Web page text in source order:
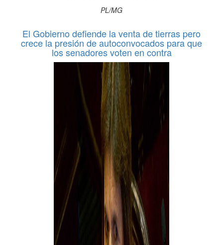
PL/MG
El Gobierno defiende la venta de tierras pero
crece la presión de autoconvocados para que
los senadores voten en contra